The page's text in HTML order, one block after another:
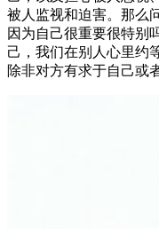
被人监视和迫害。那么
因为自己很重要很特别
己，我们在别人心里约
除非对方有求于自己或